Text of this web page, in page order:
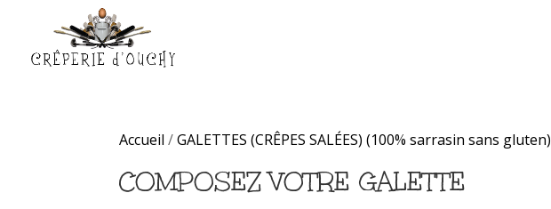
Accueil /GALETTES (CRÊPES SALÉES) (100% sarrasin sans gluten)
COMPOSEZ VOTRE GALETTE